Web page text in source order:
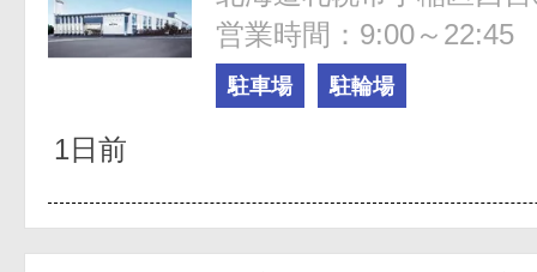
営業時間：9:00～22:45
駐車場 駐輪場
1日前